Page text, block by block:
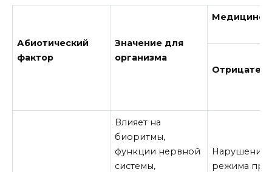
Абиотический
фактор
Значение для
организма
Влияет на
биоритмы,
функции нервной
системы,
Нарушение
режима